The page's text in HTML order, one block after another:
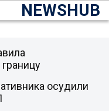
NEWSHUB
осудили